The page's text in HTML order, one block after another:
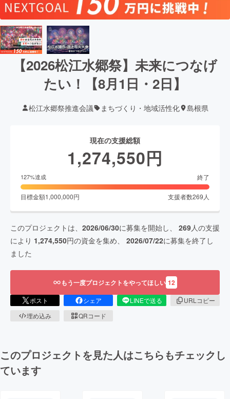
【2026松江水郷祭】未来につなげ
たい！【8月1日・2日】
松江水郷祭推進会議 まちづくり・地域活性化 島根県
現在の支援総額
1,274,550円
127%達成 終了
目標金額1,000,000円 支援者数269 人
このプロジェクトは、 2026/06/30に募集を開始し、 269人の支援
により 1,274,550円の資金を集め、 2026/07/22に募集を終了し
ました
もう一度プロジェクトをやってほしい 12
ポスト シェア LINEで送る
URLコピー
埋め込み
QRコード
このプロジェクトを見た人はこちらもチェックし
ています